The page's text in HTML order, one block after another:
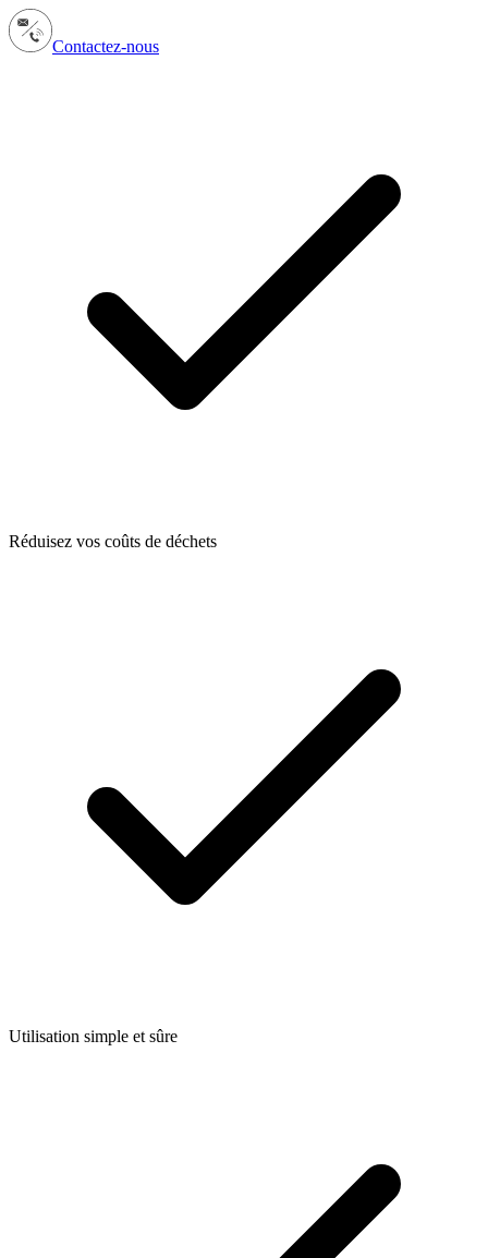
Contactez-nous
Réduisez vos coûts de déchets
Utilisation simple et sûre